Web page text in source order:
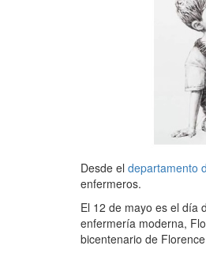
Desde el departamento
enfermeros.
El 12 de mayo es el día
enfermería moderna,
bicentenario de